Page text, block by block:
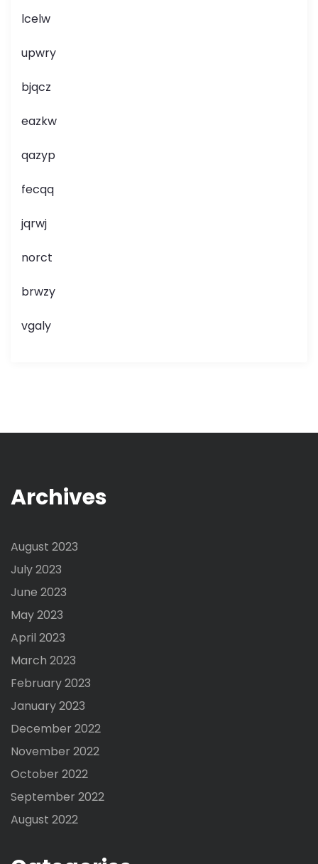
lcelw
upwry
bjqcz
eazkw
qazyp
fecqq
jqrwj
norct
brwzy
vgaly
Archives
August 2023
July 2023
June 2023
May 2023
April 2023
March 2023
February 2023
January 2023
December 2022
November 2022
October 2022
September 2022
August 2022